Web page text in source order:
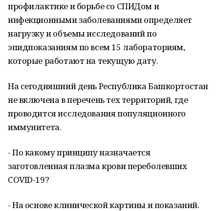
профилактике и борьбе со СПИДом и
инфекционными заболеваниями определяет
нагрузку и объемы исследований по
эпидпоказаниям по всем 15 лабораториям,
которые работают на текущую дату.
На сегодняшний день Республика Башкортостан
не включена в перечень тех территорий, где
проводится исследования популяционного
иммунитета.
- По какому принципу назначается
заготовленная плазма крови переболевших
COVID-19?
- На основе клинической картины и показаний.